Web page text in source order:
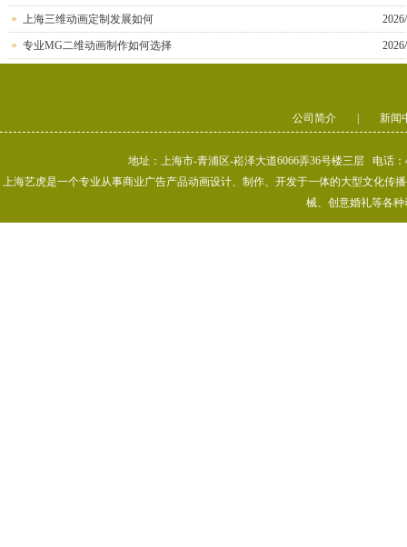
上海三维动画定制发展如何
专业MG二维动画制作如何选择
公司简介 新闻
地址：上海市-青浦区-崧泽大道6066弄36号楼三层 电话
上海艺虎是一个专业从事商业广告产品动画设计、制作、开发于一体的大型文化传
械、创意婚礼等各